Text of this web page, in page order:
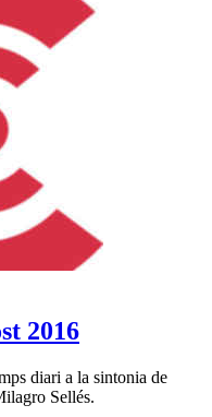
2016
diari a la sintonia de
Sellés.